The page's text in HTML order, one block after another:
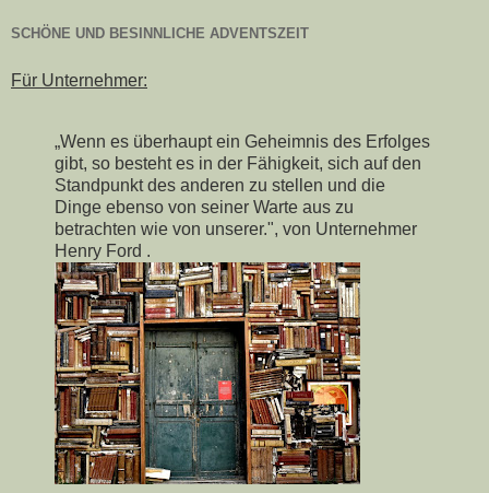
SCHÖNE UND BESINNLICHE ADVENTSZEIT
Für Unternehmer:
„Wenn es überhaupt ein Geheimnis des Erfolges
gibt, so besteht es in der Fähigkeit, sich auf den
Standpunkt des anderen zu stellen und die
Dinge ebenso von seiner Warte aus zu
betrachten wie von unserer.", von Unternehmer
Henry Ford .